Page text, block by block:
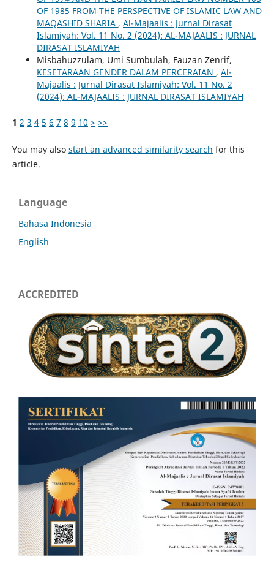
OF 1985 FROM THE PERSPECTIVE OF ISLAMIC LAW AND
MAQASHID SHARIA , Al-Majaalis : Jurnal Dirasat
Islamiyah: Vol. 11 No. 2 (2024): AL-MAJAALIS : JURNAL
DIRASAT ISLAMIYAH
Misbahuzzulam, Umi Sumbulah, Fauzan Zenrif,
KESETARAAN GENDER DALAM PERCERAIAN , Al-
Majaalis : Jurnal Dirasat Islamiyah: Vol. 11 No. 2
(2024): AL-MAJAALIS : JURNAL DIRASAT ISLAMIYAH
1 2 3 4 5 6 7 8 9 10 > >>
You may also start an advanced similarity search for this
article.
Language
Bahasa Indonesia
English
ACCREDITED